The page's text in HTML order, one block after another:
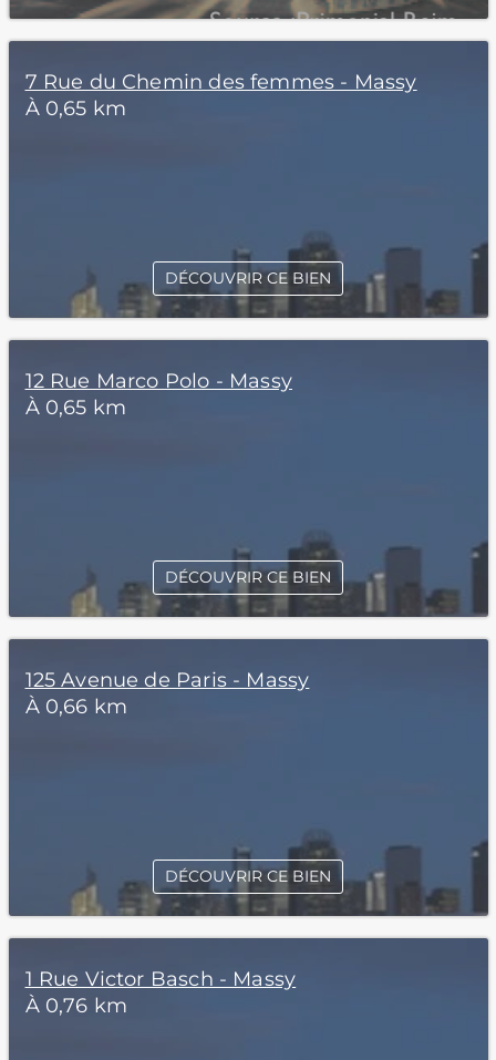
7 Rue du Chemin des femmes - Massy
À 0,65 km
DÉCOUVRIR CE BIEN
12 Rue Marco Polo - Massy
À 0,65 km
DÉCOUVRIR CE BIEN
125 Avenue de Paris - Massy
À 0,66 km
DÉCOUVRIR CE BIEN
1 Rue Victor Basch - Massy
À 0,76 km